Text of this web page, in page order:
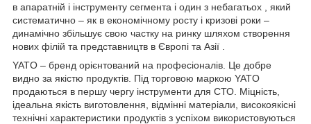
в апаратній і інструменту сегмента і один з небагатьох , який
систематично – як в економічному росту і кризові роки –
динамічно збільшує свою частку на ринку шляхом створення
нових філій та представництв в Європі та Азії .
YATO – бренд орієнтований на професіоналів. Це добре
видно за якістю продуктів. Під торговою маркою YATO
продаються в першу чергу інструменти для СТО. Міцність,
ідеальна якість виготовлення, відмінні матеріали, високоякісні
технічні характеристики продуктів з успіхом використовуються